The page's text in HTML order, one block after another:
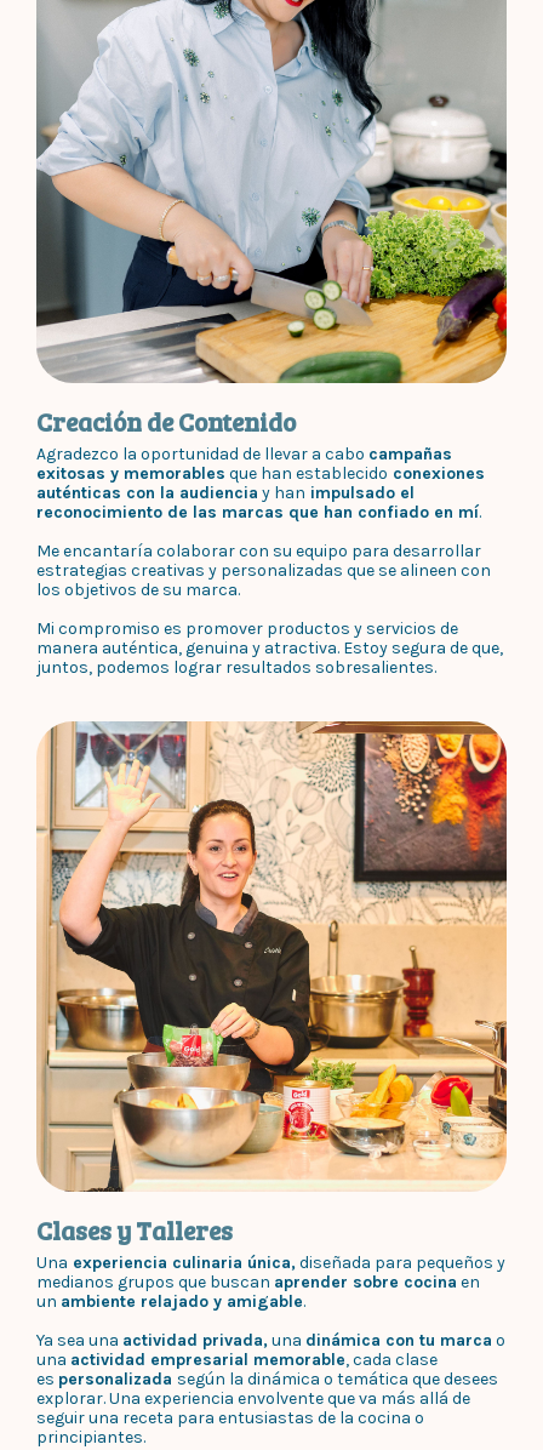
Creación de Contenido
Agradezco la oportunidad de llevar a cabo campañas
exitosas y memorables que han establecido conexiones
auténticas con la audiencia y han impulsado el
reconocimiento de las marcas que han confiado en mí.
Me encantaría colaborar con su equipo para desarrollar
estrategias creativas y personalizadas que se alineen con
los objetivos de su marca.
Mi compromiso es promover productos y servicios de
manera auténtica, genuina y atractiva. Estoy segura de que,
juntos, podemos lograr resultados sobresalientes.
Clases y Talleres
Una experiencia culinaria única,diseñada para pequeños y
medianos grupos que buscan aprender sobre cocina en
un ambiente relajado y amigable.
Ya sea una actividad privada,una dinámica con tu marca o
una actividad empresarial memorable, cada clase
es personalizada según la dinámica o temática que desees
explorar. Una experiencia envolvente que va más allá de
seguir una receta para entusiastas de la cocina o
principiantes.